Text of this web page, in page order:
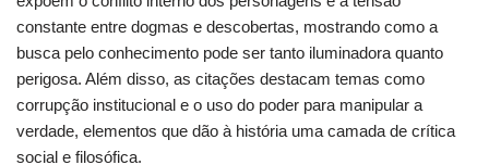
constante entre dogmas e descobertas, mostrando como a
busca pelo conhecimento pode ser tanto iluminadora quanto
perigosa. Além disso, as citações destacam temas como
corrupção institucional e o uso do poder para manipular a
verdade, elementos que dão à história uma camada de crítica
social e filosófica.